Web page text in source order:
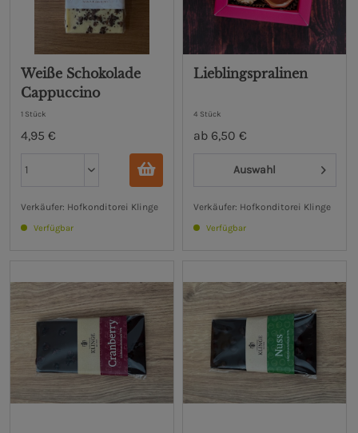
Weiße Schokolade
Cappuccino
1 Stück
4,95 €
Verkäufer: Hofkonditorei Klinge
Verfügbar
Lieblingspralinen
4 Stück
ab 6,50 €
Auswahl
Verkäufer: Hofkonditorei Klinge
Verfügbar